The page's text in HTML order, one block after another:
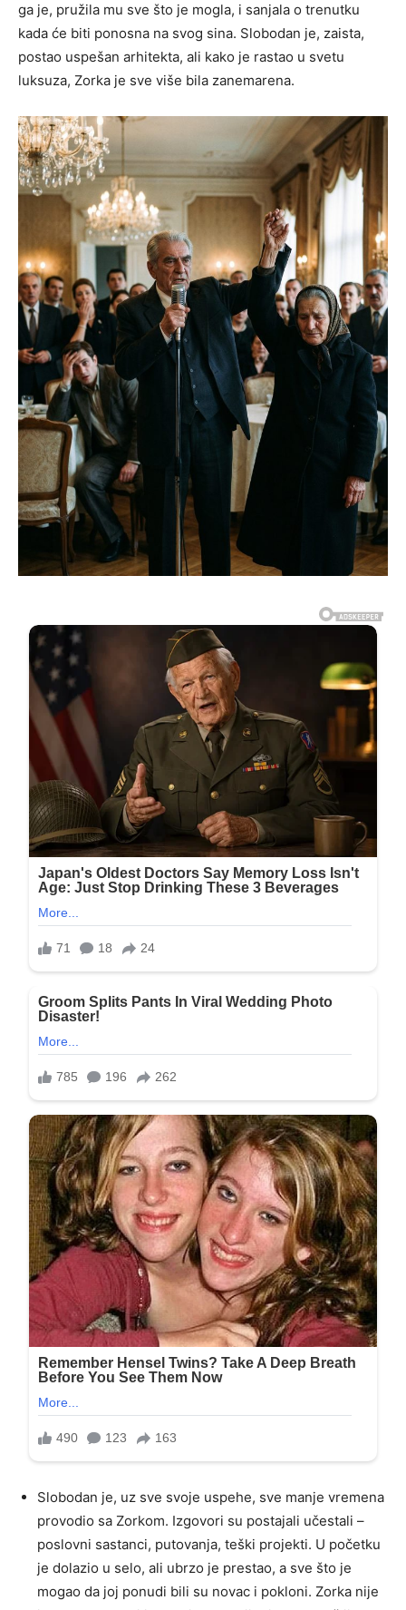
ga je, pružila mu sve što je mogla, i sanjala o trenutku
kada će biti ponosna na svog sina. Slobodan je, zaista,
postao uspešan arhitekta, ali kako je rastao u svetu
luksuza, Zorka je sve više bila zanemarena.
Slobodan je, uz sve svoje uspehe, sve manje vremena
provodio sa Zorkom. Izgovori su postajali učestali –
poslovni sastanci, putovanja, teški projekti. U početku
je dolazio u selo, ali ubrzo je prestao, a sve što je
mogao da joj ponudi bili su novac i pokloni. Zorka nije